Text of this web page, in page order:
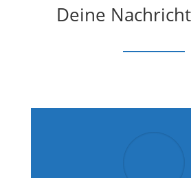
Deine